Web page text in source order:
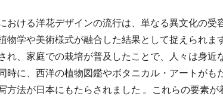
おける洋花デザインの流行は、単なる異文化の受
物学や美術様式が融合した結果として捉えられま
れ、家庭での栽培が普及したことで、人々は身近
時に、西洋の植物図鑑やボタニカル・アートがも
方法が日本にもたらされました 。これらの要素が